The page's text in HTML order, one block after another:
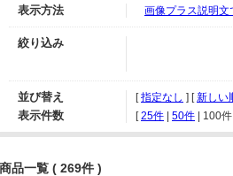
表示方法 画像プラス説明文
絞り込み
並び替え [指定なし ] [新しい
表示件数 [ 25件 50件 100件
商品一覧 ( 269件 )